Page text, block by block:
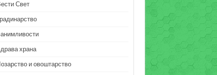
Свет
храна
и овоштарство